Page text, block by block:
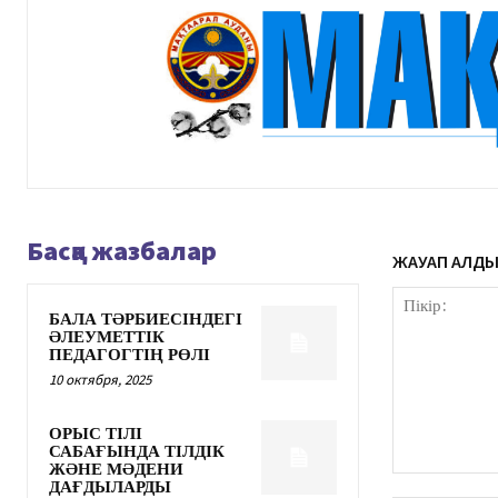
Басқа жазбалар
БАЛА ТӘРБИЕСІНДЕГІ
ӘЛЕУМЕТТІК
ПЕДАГОГТІҢ РӨЛІ
10 октября, 2025
ОРЫС ТІЛІ
САБАҒЫНДА ТІЛДІК
ЖӘНЕ МӘДЕНИ
ДАҒДЫЛАРДЫ
ЖАУАП